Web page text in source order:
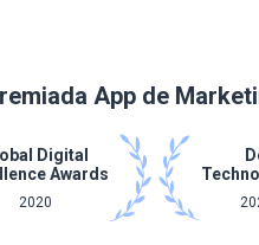
App de
Digital
Awards
2020